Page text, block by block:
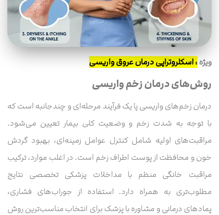
ویژه :اسکلروتراپی درمان عروق واریسی
روش‌های درمان زخم واریسی
درمان زخم‌های واریسی پا یک فرآیند مرحله‌ای و چندجانبه است که
با توجه به شدت زخم و وضعیت کلی بیمار تعیین می‌شود.
مراقبت‌های اولیه شامل کنترل عوامل زمینه‌ای، بهبود گردش
خون و محافظت از پوست اطراف زخم است. در اغلب موارد، ترکیب
مراقبت خانگی منظم با مداخلات پزشکی تخصصی نتایج
مطلوب‌تری به همراه دارد. استفاده از جوراب‌های فشاری،
پمادهای درمانی و مشاوره با پزشک برای انتخاب مناسب‌ترین روش